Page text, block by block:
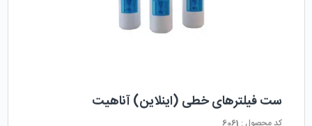
ست فیلترهای خطی (اینلاین) آناهیت
کد محصول : 6061